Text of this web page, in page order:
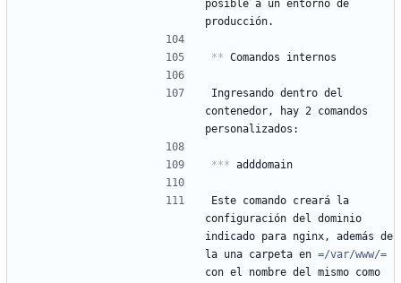
posible a un entorno de
producción.
** Comandos internos
Ingresando dentro del
contenedor, hay 2 comandos
personalizados:
*** adddomain
Este comando creará la
configuración del dominio
indicado para nginx, además de
la una carpeta en =/var/www/=
con el nombre del mismo como